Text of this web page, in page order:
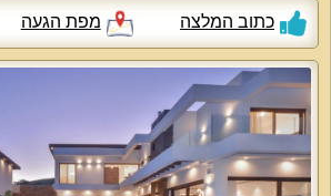
כתוב המלצה מפת הגעה